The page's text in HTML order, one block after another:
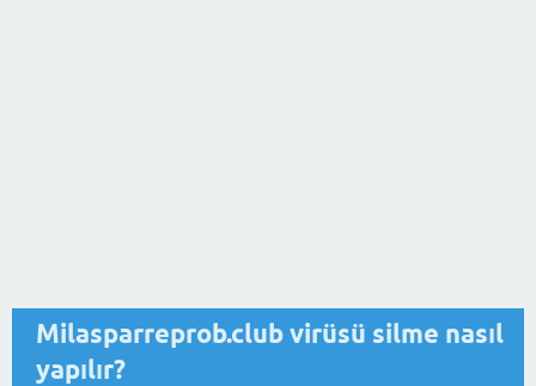
Milasparreprob.club virüsü silme nasıl
yapılır?